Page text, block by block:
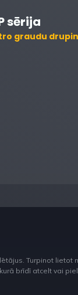
sērija
graudu
Turpinot
brīdī atcelt vai